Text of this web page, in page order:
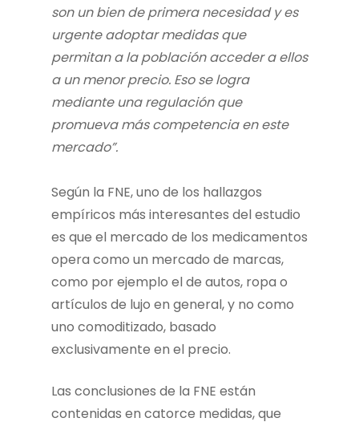
son un bien de primera necesidad y es
urgente adoptar medidas que
permitan a la población acceder a ellos
a un menor precio. Eso se logra
mediante una regulación que
promueva más competencia en este
mercado”.
Según la FNE, uno de los hallazgos
empíricos más interesantes del estudio
es que el mercado de los medicamentos
opera como un mercado de marcas,
como por ejemplo el de autos, ropa o
artículos de lujo en general, y no como
uno comoditizado, basado
exclusivamente en el precio.
Las conclusiones de la FNE están
contenidas en catorce medidas, que